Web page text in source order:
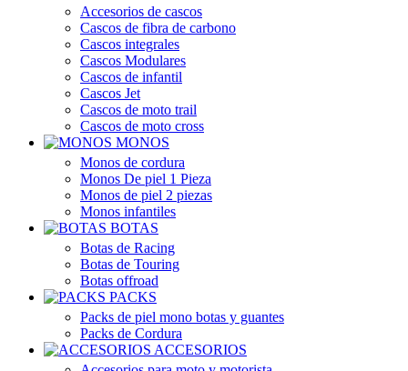
Accesorios de cascos
Cascos de fibra de carbono
Cascos integrales
Cascos Modulares
Cascos de infantil
Cascos Jet
Cascos de moto trail
Cascos de moto cross
MONOS
Monos de cordura
Monos De piel 1 Pieza
Monos de piel 2 piezas
Monos infantiles
BOTAS
Botas de Racing
Botas de Touring
Botas offroad
PACKS
Packs de piel mono botas y guantes
Packs de Cordura
ACCESORIOS